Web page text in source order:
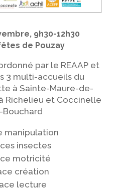
9h30-12h30
de Pouzay
par le REAAP et
3 multi-accueils du
à Sainte-Maure-de-
Richelieu et Coccinelle
Bouchard
manipulation
insectes
motricité
création
lecture